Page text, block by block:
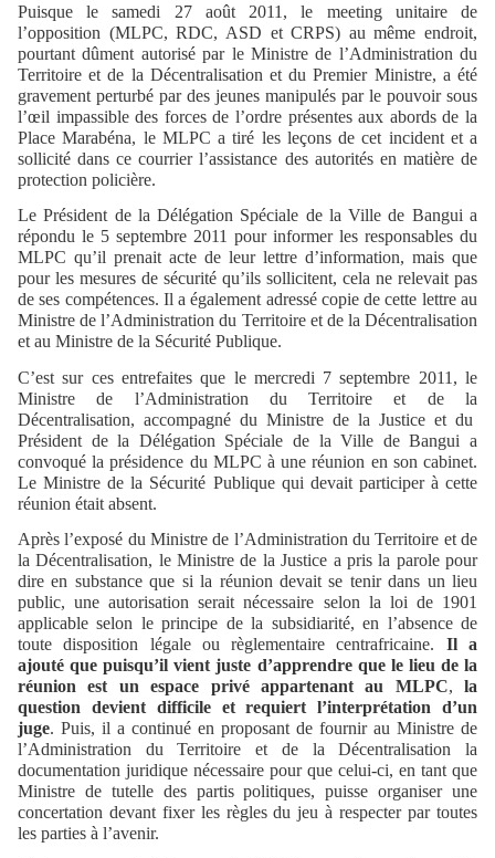
Puisque le samedi 27 août 2011, le meeting unitaire de
l’opposition (MLPC, RDC, ASD et CRPS) au même endroit,
pourtant dûment autorisé par le Ministre de l’Administration du
Territoire et de la Décentralisation et du Premier Ministre, a été
gravement perturbé par des jeunes manipulés par le pouvoir sous
l’œil impassible des forces de l’ordre présentes aux abords de la
Place Marabéna, le MLPC a tiré les leçons de cet incident et a
sollicité dans ce courrier l’assistance des autorités en matière de
protection policière.
Le Président de la Délégation Spéciale de la Ville de Bangui a
répondu le 5 septembre 2011 pour informer les responsables du
MLPC qu’il prenait acte de leur lettre d’information, mais que
pour les mesures de sécurité qu’ils sollicitent, cela ne relevait pas
de ses compétences. Il a également adressé copie de cette lettre au
Ministre de l’Administration du Territoire et de la Décentralisation
et au Ministre de la Sécurité Publique.
C’est sur ces entrefaites que le mercredi 7 septembre 2011, le
Ministre de l’Administration du Territoire et de la
Décentralisation, accompagné du Ministre de la Justice et du
Président de la Délégation Spéciale de la Ville de Bangui a
convoqué la présidence du MLPC à une réunion en son cabinet.
Le Ministre de la Sécurité Publique qui devait participer à cette
réunion était absent.
Après l’exposé du Ministre de l’Administration du Territoire et de
la Décentralisation, le Ministre de la Justice a pris la parole pour
dire en substance que si la réunion devait se tenir dans un lieu
public, une autorisation serait nécessaire selon la loi de 1901
applicable selon le principe de la subsidiarité, en l’absence de
toute disposition légale ou règlementaire centrafricaine. Il a
ajouté que puisqu’il vient juste d’apprendre que le lieu de la
réunion est un espace privé appartenant au MLPC, la
question devient difficile et requiert l’interprétation d’un
juge. Puis, il a continué en proposant de fournir au Ministre de
l’Administration du Territoire et de la Décentralisation la
documentation juridique nécessaire pour que celui-ci, en tant que
Ministre de tutelle des partis politiques, puisse organiser une
concertation devant fixer les règles du jeu à respecter par toutes
les parties à l’avenir.